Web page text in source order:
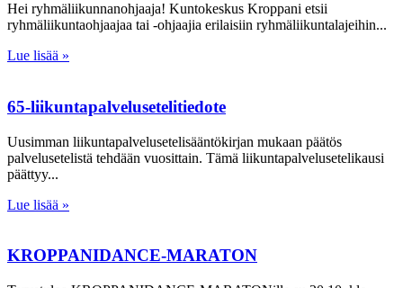
Hei ryhmäliikunnanohjaaja! Kuntokeskus Kroppani etsii
ryhmäliikuntaohjaajaa tai -ohjaajia erilaisiin ryhmäliikuntalajeihin
Lue lisää »
65-liikuntapalvelusetelitiedote
Uusimman liikuntapalvelusetelisääntökirjan mukaan päätös
palvelusetelistä tehdään vuosittain. Tämä liikuntapalvelusetelikausi
päättyy
Lue lisää »
KROPPANIDANCE-MARATON